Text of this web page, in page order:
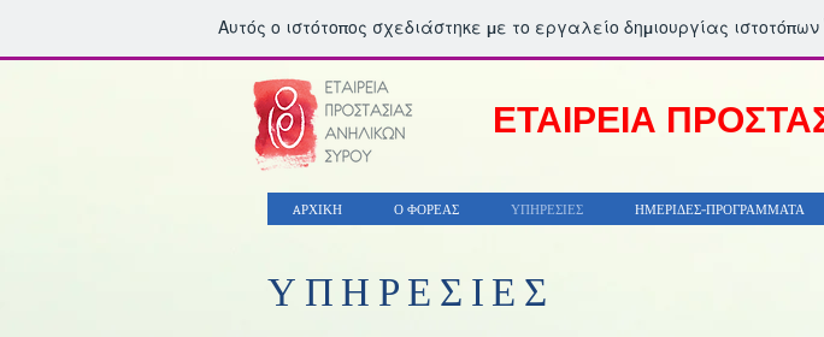
Αυτός ο ιστότοπος σχεδιάστηκε με το εργαλείο δημιουργίας ιστοτόπων
ΕΤΑΙΡΕΙΑ
AΡΧΙΚΗ Ο ΦΟΡΕΑΣ ΥΠΗΡΕΣΙΕΣ ΗΜΕΡΙΔΕΣ-ΠΡΟΓΡΑΜΜΑΤΑ
ΥΠΗΡΕΣΙΕΣ